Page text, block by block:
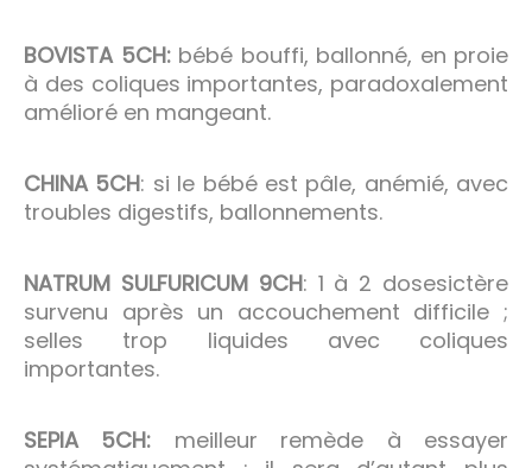
BOVISTA 5CH:bébé bouffi, ballonné, en proie
à des coliques importantes, paradoxalement
amélioré en mangeant.
CHINA 5CH: si le bébé est pâle, anémié, avec
troubles digestifs, ballonnements.
NATRUM SULFURICUM 9CH: 1 à 2 dosesictère
survenu après un accouchement difficile ;
selles trop liquides avec coliques
importantes.
SEPIA 5CH: meilleur remède à essayer